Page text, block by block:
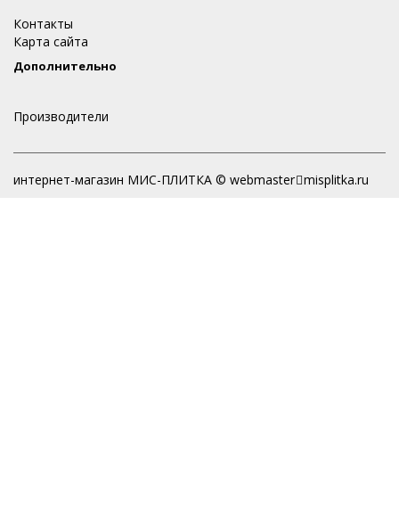
Контакты
Карта сайта
Дополнительно
Производители
интернет-магазин МИС-ПЛИТКА © webmaster misplitka.ru